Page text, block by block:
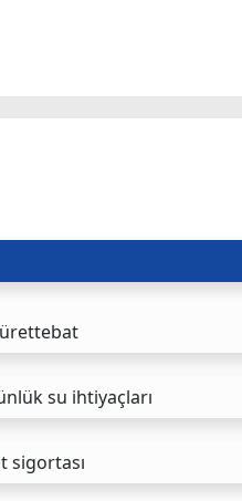
su ihtiyaçları
sigortası